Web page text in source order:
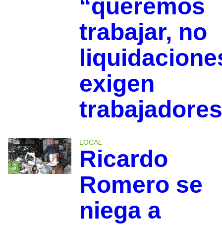
“queremos
trabajar, no
exigen
trabajadores
3
LOCAL
Ricardo
Romero se
niega a